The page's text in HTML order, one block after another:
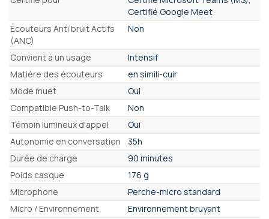
Certifié Google Meet
Écouteurs Anti bruit Actifs
(ANC)
Non
Convient à un usage
Intensif
Matière des écouteurs
en simili-cuir
Mode muet
Oui
Compatible Push-to-Talk
Non
Témoin lumineux d'appel
Oui
Autonomie en conversation
35h
Durée de charge
90 minutes
Poids casque
176 g
Microphone
Perche-micro standard
Micro / Environnement
Environnement bruyant